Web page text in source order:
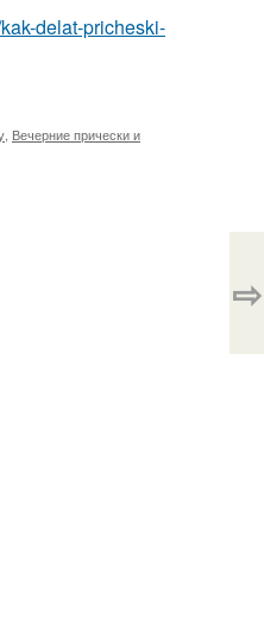
delat-pricheski-
Вечерние прически и
⇨